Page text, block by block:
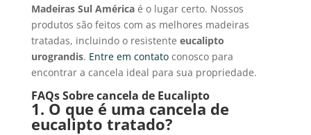
Madeiras Sul Américaé o lugar certo. Nossos
produtos são feitos com as melhores madeiras
tratadas, incluindo o resistente eucalipto
urograndis. Entre em contatoconosco para
encontrar a cancela ideal para sua propriedade.
FAQs Sobre cancela de Eucalipto
1. O que é uma cancela de
eucalipto tratado?